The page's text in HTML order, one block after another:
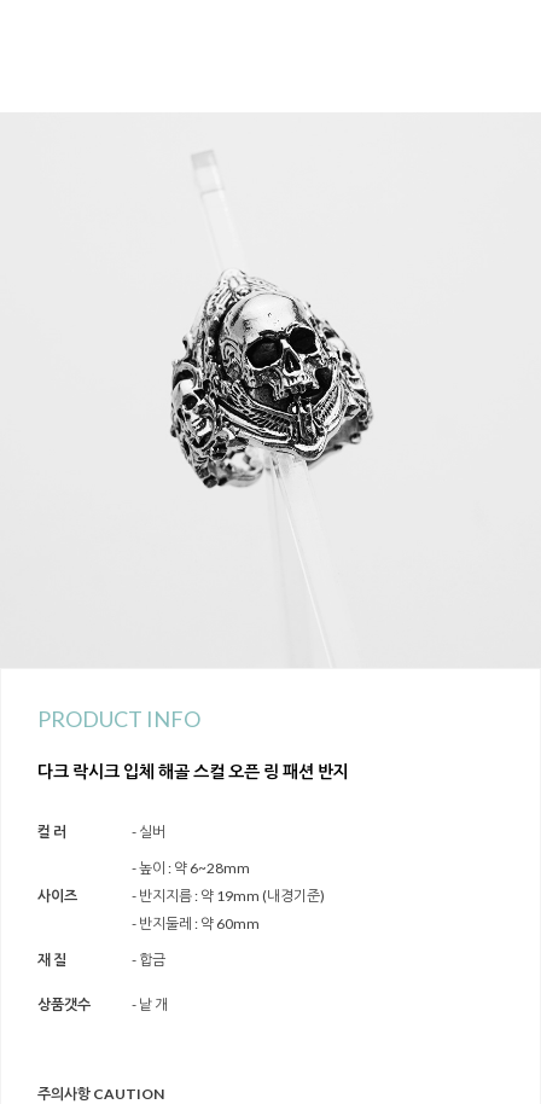
PRODUCT INFO
다크 락시크 입체 해골 스컬 오픈 링 패션 반지
컬 러 - 실버
사이즈
- 높이 : 약 6~28mm
- 반지지름 : 약 19mm (내경기준)
- 반지둘레 : 약 60mm
재 질
- 합금
상품갯수 - 낱 개
주의사항 CAUTION